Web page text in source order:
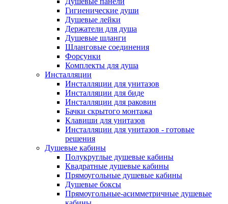
Гигиенические души
Душевые лейки
Держатели для душа
Душевые шланги
Шланговые соединения
Форсунки
Комплекты для душа
Инсталляции
Инсталляции для унитазов
Инсталляции для биде
Инсталляции для раковин
Бачки скрытого монтажа
Клавиши для унитазов
Инсталляции для унитазов - готовые
решения
Душевые кабины
Полукруглые душевые кабины
Квадратные душевые кабины
Прямоугольные душевые кабины
Душевые боксы
Прямоугольные-асимметричные душевые